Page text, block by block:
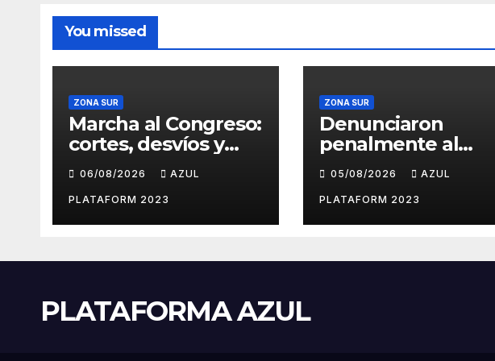
You missed
ZONA SUR
Marcha al Congreso:
cortes, desvíos y
operativo de
seguridad por la
protesta contra la
reforma de la Ley
06/08/2026 AZUL
PLATAFORM 2023
ZONA SUR
Denunciaron
penalmente al
abogado libertario
que propuso tirar
napalm sobre el
Gran Buenos Aires
05/08/2026 AZUL
PLATAFORM 2023
PLATAFORMA AZUL